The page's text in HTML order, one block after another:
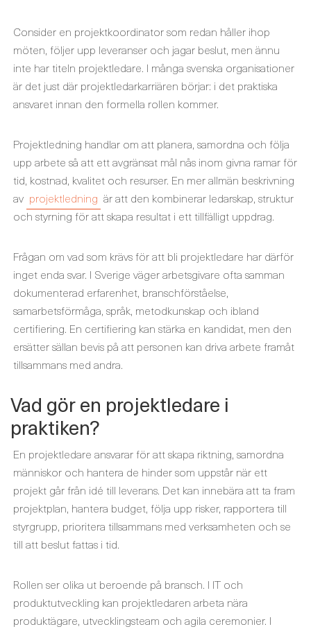
Consider en projektkoordinator som redan håller ihop
möten, följer upp leveranser och jagar beslut, men ännu
inte har titeln projektledare. I många svenska organisationer
är det just där projektledarkarriären börjar: i det praktiska
ansvaret innan den formella rollen kommer.
Projektledning handlar om att planera, samordna och följa
upp arbete så att ett avgränsat mål nås inom givna ramar för
tid, kostnad, kvalitet och resurser. En mer allmän beskrivning
av projektledning är att den kombinerar ledarskap, struktur
och styrning för att skapa resultat i ett tillfälligt uppdrag.
Frågan om vad som krävs för att bli projektledare har därför
inget enda svar. I Sverige väger arbetsgivare ofta samman
dokumenterad erfarenhet, branschförståelse,
samarbetsförmåga, språk, metodkunskap och ibland
certifiering. En certifiering kan stärka en kandidat, men den
ersätter sällan bevis på att personen kan driva arbete framåt
tillsammans med andra.
Vad gör en projektledare i
praktiken?
En projektledare ansvarar för att skapa riktning, samordna
människor och hantera de hinder som uppstår när ett
projekt går från idé till leverans. Det kan innebära att ta fram
projektplan, hantera budget, följa upp risker, rapportera till
styrgrupp, prioritera tillsammans med verksamheten och se
till att beslut fattas i tid.
Rollen ser olika ut beroende på bransch. I IT och
produktutveckling kan projektledaren arbeta nära
produktägare, utvecklingsteam och agila ceremonier. I